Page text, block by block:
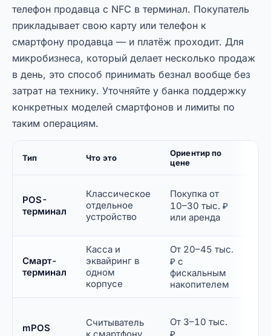
телефон продавца с NFC в терминал. Покупатель
прикладывает свою карту или телефон к
смартфону продавца — и платёж проходит. Для
микробизнеса, который делает несколько продаж
в день, это способ принимать безнал вообще без
затрат на технику. Уточняйте у банка поддержку
конкретных моделей смартфонов и лимиты по
таким операциям.
Тип Что это
Ориентир по
цене
POS-
терминал
Классическое
отдельное
устройство
Покупка от
10–30 тыс. ₽
или аренда
Смарт-
терминал
Касса и
эквайринг в
одном
корпусе
От 20–45 тыс.
₽ с
фискальным
накопителем
mPOS
Считыватель
От 3–10 тыс.